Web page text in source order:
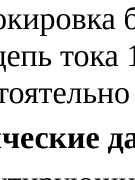
тока